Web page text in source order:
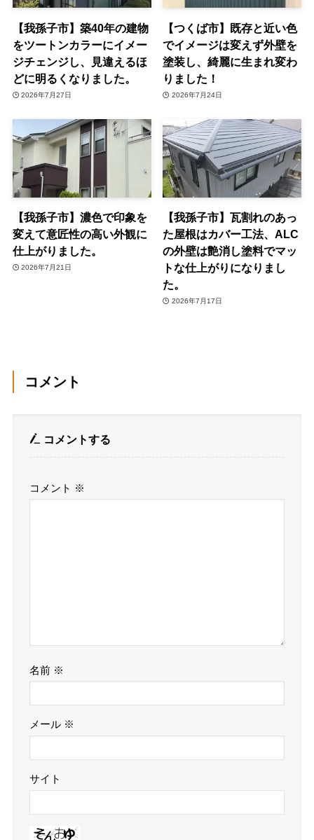
【我孫子市】築40年の建物
をツートンカラーにイメー
ジチェンジし、見違えるほ
どに明るくなりました。
2026年7月27日
【つくば市】既存と近い色
でイメージは変えず外壁を
塗装し、綺麗に生まれ変わ
りました！
2026年7月24日
【我孫子市】濃色で印象を
変えて意匠性の高い外観に
仕上がりました。
2026年7月21日
【我孫子市】瓦割れのあっ
た屋根はカバー工法、ALC
の外壁は艶消し塗料でマッ
トな仕上がりになりまし
た。
2026年7月17日
コメント
コメントする
コメント ※
名前 ※
メール ※
サイト